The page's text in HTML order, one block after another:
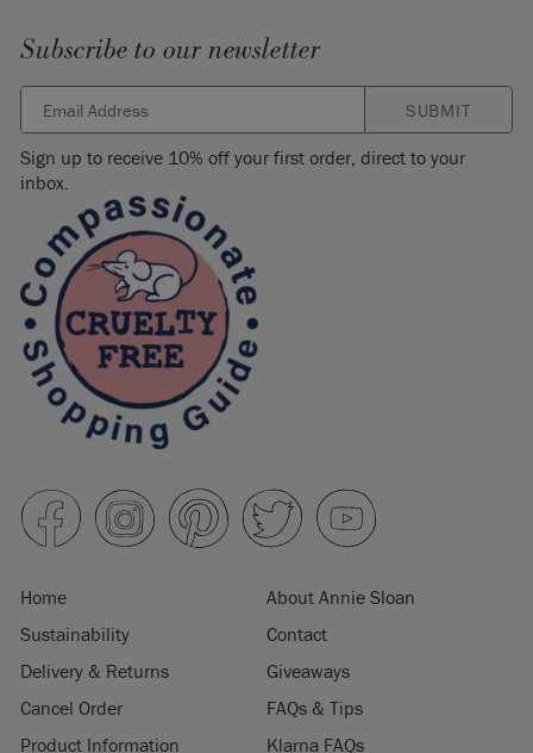
Subscribe to our newsletter
SUBMIT
Sign up to receive 10% off your first order, direct to your
inbox.
Home
About Annie Sloan
Sustainability
Contact
Delivery & Returns
Giveaways
Cancel Order
FAQs & Tips
Product Information
Klarna FAQs